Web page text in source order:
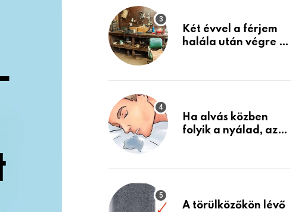
Két évvel a férjem
halála után végre át
holmiját – amit
életemet
Ha alvás közben
folyik a nyálad, az
A törülközőkön lévő